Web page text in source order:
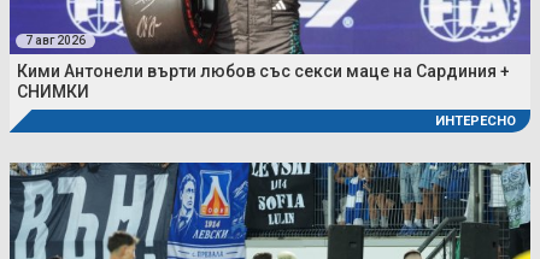
7 авг 2026
Кими Антонели върти любов със секси маце на Сардиния +
СНИМКИ
ИНТЕРЕСНО